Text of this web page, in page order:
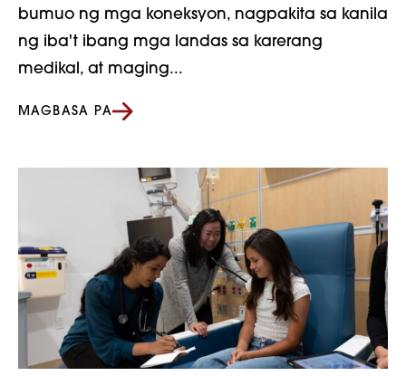
bumuo ng mga koneksyon, nagpakita sa kanila
ng iba't ibang mga landas sa karerang
medikal, at maging...
MAGBASA PA